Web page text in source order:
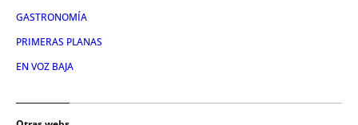
GASTRONOMÍA
PRIMERAS PLANAS
EN VOZ BAJA